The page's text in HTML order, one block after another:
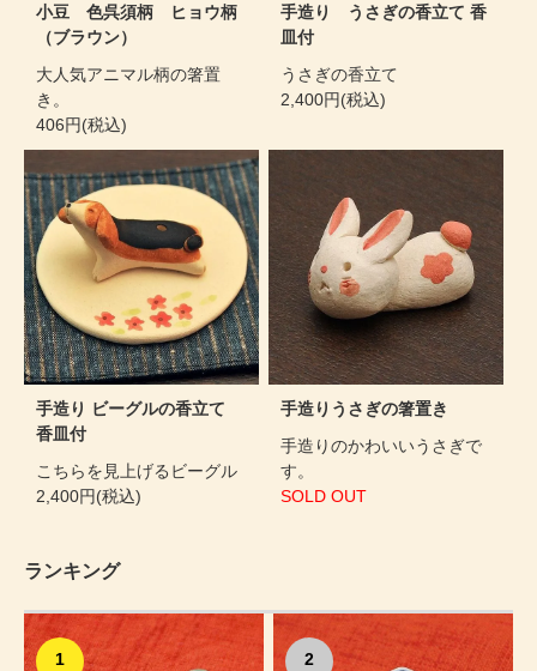
小豆 色呉須柄 ヒョウ柄
（ブラウン）
大人気アニマル柄の箸置
き。
406円(税込)
手造り うさぎの香立て 香
皿付
うさぎの香立て
2,400円(税込)
手造り ビーグルの香立て
香皿付
こちらを見上げるビーグル
2,400円(税込)
手造りうさぎの箸置き
手造りのかわいいうさぎで
す。
SOLD OUT
ランキング
1 2